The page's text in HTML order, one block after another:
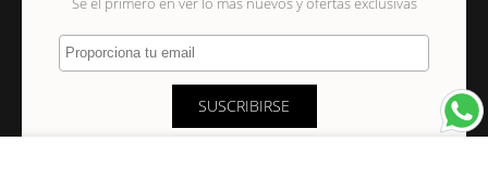
Proporciona tu email
SUSCRIBIRSE